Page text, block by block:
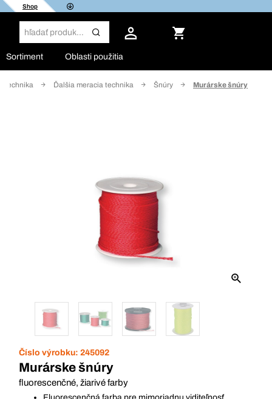
Shop
Sortiment Oblasti použitia
technika Ďalšia meracia technika Šnúry Murárske šnúry
Číslo výrobku: 245092
Murárske šnúry
fluorescenčné, žiarivé farby